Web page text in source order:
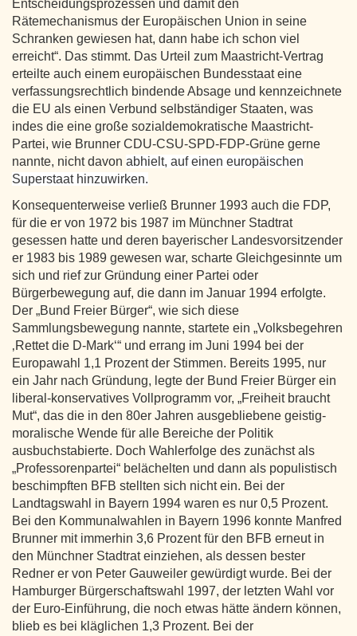
Entscheidungsprozessen und damit den
Rätemechanismus der Europäischen Union in seine
Schranken gewiesen hat, dann habe ich schon viel
erreicht“. Das stimmt. Das Urteil zum Maastricht-Vertrag
erteilte auch einem europäischen Bundesstaat eine
verfassungsrechtlich bindende Absage und kennzeichnete
die EU als einen Verbund selbständiger Staaten, was
indes die eine große sozialdemokratische Maastricht-
Partei, wie Brunner CDU-CSU-SPD-FDP-Grüne gerne
nannte, nicht davon abhielt, auf einen europäischen
Superstaat hinzuwirken.
Konsequenterweise verließ Brunner 1993 auch die FDP,
für die er von 1972 bis 1987 im Münchner Stadtrat
gesessen hatte und deren bayerischer Landesvorsitzender
er 1983 bis 1989 gewesen war, scharte Gleichgesinnte um
sich und rief zur Gründung einer Partei oder
Bürgerbewegung auf, die dann im Januar 1994 erfolgte.
Der „Bund Freier Bürger“, wie sich diese
Sammlungsbewegung nannte, startete ein „Volksbegehren
‚Rettet die D-Mark‘“ und errang im Juni 1994 bei der
Europawahl 1,1 Prozent der Stimmen. Bereits 1995, nur
ein Jahr nach Gründung, legte der Bund Freier Bürger ein
liberal-konservatives Vollprogramm vor, „Freiheit braucht
Mut“, das die in den 80er Jahren ausgebliebene geistig-
moralische Wende für alle Bereiche der Politik
ausbuchstabierte. Doch Wahlerfolge des zunächst als
„Professorenpartei“ belächelten und dann als populistisch
beschimpften BFB stellten sich nicht ein. Bei der
Landtagswahl in Bayern 1994 waren es nur 0,5 Prozent.
Bei den Kommunalwahlen in Bayern 1996 konnte Manfred
Brunner mit immerhin 3,6 Prozent für den BFB erneut in
den Münchner Stadtrat einziehen, als dessen bester
Redner er von Peter Gauweiler gewürdigt wurde. Bei der
Hamburger Bürgerschaftswahl 1997, der letzten Wahl vor
der Euro-Einführung, die noch etwas hätte ändern können,
blieb es bei kläglichen 1,3 Prozent. Bei der